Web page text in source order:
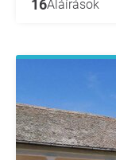
16Aláírások